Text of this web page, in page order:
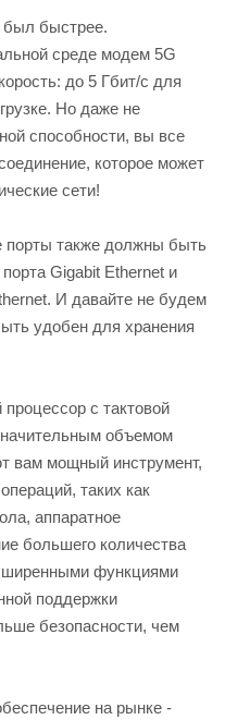
был быстрее.
среде модем 5G
до 5 Гбит/с для
Но даже не
способности, вы все
которое может
сети!
порты также должны быть
Gigabit Ethernet и
И давайте не будем
удобен для хранения
с тактовой
объемом
вам мощный инструмент,
таких как
аппаратное
большего количества
функциями
поддержки
безопасности, чем
на рынке -